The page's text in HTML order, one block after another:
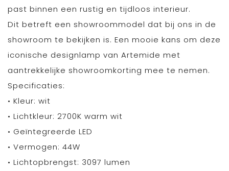
past binnen een rustig en tijdloos interieur.
Dit betreft een showroommodel dat bij ons in de
showroom te bekijken is. Een mooie kans om deze
iconische designlamp van Artemide met
aantrekkelijke showroomkorting mee te nemen.
Specificaties:
• Kleur: wit
• Lichtkleur: 2700K warm wit
• Geïntegreerde LED
• Vermogen: 44W
• Lichtopbrengst: 3097 lumen